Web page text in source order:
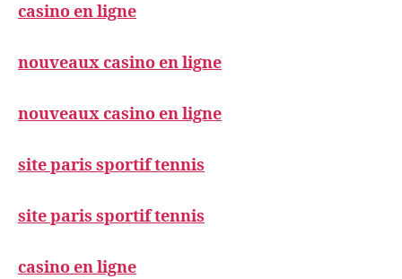
casino en ligne
nouveaux casino en ligne
nouveaux casino en ligne
site paris sportif tennis
site paris sportif tennis
casino en ligne